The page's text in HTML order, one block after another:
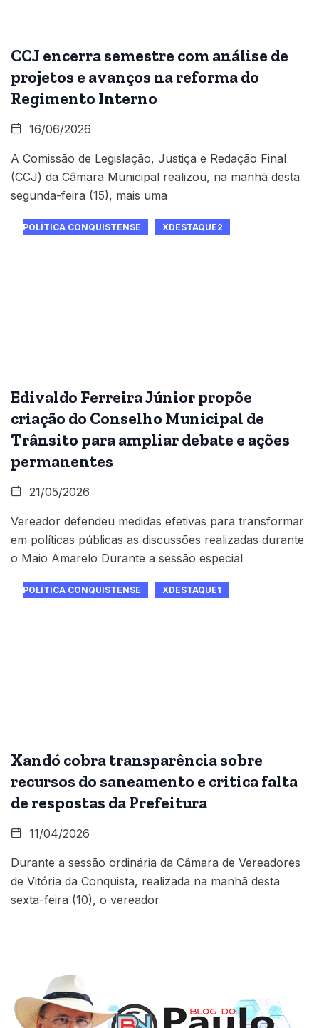
CCJ encerra semestre com análise de
projetos e avanços na reforma do
Regimento Interno
16/06/2026
A Comissão de Legislação, Justiça e Redação Final
(CCJ) da Câmara Municipal realizou, na manhã desta
segunda-feira (15), mais uma
POLÍTICA CONQUISTENSE XDESTAQUE2
Edivaldo Ferreira Júnior propõe
criação do Conselho Municipal de
Trânsito para ampliar debate e ações
permanentes
21/05/2026
Vereador defendeu medidas efetivas para transformar
em políticas públicas as discussões realizadas durante
o Maio Amarelo Durante a sessão especial
POLÍTICA CONQUISTENSE XDESTAQUE1
Xandó cobra transparência sobre
recursos do saneamento e critica falta
de respostas da Prefeitura
11/04/2026
Durante a sessão ordinária da Câmara de Vereadores
de Vitória da Conquista, realizada na manhã desta
sexta-feira (10), o vereador